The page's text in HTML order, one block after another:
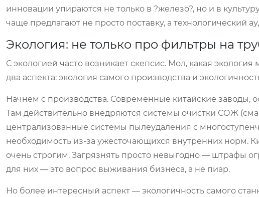
инновации упираются не только в ?железо?, но и в
чаще предлагают не просто поставку, а технологический
Экология: не только про фильтры на
С экологией часто возникает скепсис. Мол, какая
два аспекта: экология самого производства и
Начнем с производства. Современные китайские заводы,
Там действительно внедряются системы очистки СОЖ
централизованные системы пылеудаления с
необходимость из-за ужесточающихся внутренних норм.
очень строгим. Загрязнять просто невыгодно — штрафы
для них — это вопрос выживания бизнеса, а не пиар.
Но более интересный аспект — экологичность самого